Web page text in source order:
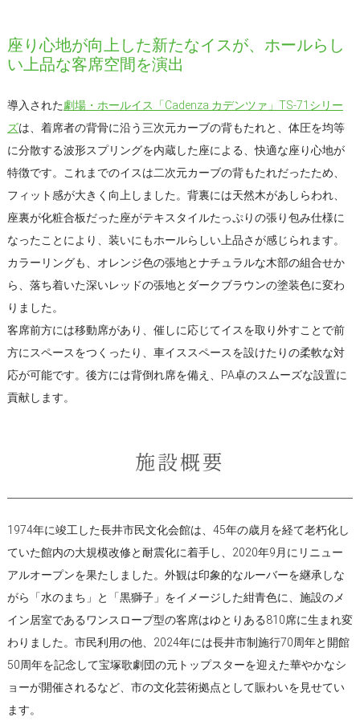
座り心地が向上した新たなイスが、ホールらし
い上品な客席空間を演出
導入された劇場・ホールイス「Cadenza カデンツァ」TS-71シリー
ズは、着席者の背骨に沿う三次元カーブの背もたれと、体圧を均等
に分散する波形スプリングを内蔵した座による、快適な座り心地が
特徴です。これまでのイスは二次元カーブの背もたれだったため、
フィット感が大きく向上しました。背裏には天然木があしらわれ、
座裏が化粧合板だった座がテキスタイルたっぷりの張り包み仕様に
なったことにより、装いにもホールらしい上品さが感じられます。
カラーリングも、オレンジ色の張地とナチュラルな木部の組合せか
ら、落ち着いた深いレッドの張地とダークブラウンの塗装色に変わ
りました。
客席前方には移動席があり、催しに応じてイスを取り外すことで前
方にスペースをつくったり、車イススペースを設けたりの柔軟な対
応が可能です。後方には背倒れ席を備え、PA卓のスムーズな設置に
貢献します。
施設概要
1974年に竣工した長井市民文化会館は、45年の歳月を経て老朽化し
ていた館内の大規模改修と耐震化に着手し、2020年9月にリニュー
アルオープンを果たしました。外観は印象的なルーバーを継承しな
がら「水のまち」と「黒獅子」をイメージした紺青色に、施設のメ
イン居室であるワンスロープ型の客席はゆとりある810席に生まれ変
わりました。市民利用の他、2024年には長井市制施行70周年と開館
50周年を記念して宝塚歌劇団の元トップスターを迎えた華やかなシ
ョーが開催されるなど、市の文化芸術拠点として賑わいを見せてい
ます。